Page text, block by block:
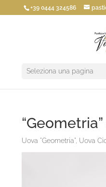
+39 0444 324586
Seleziona una pagina
Uova "Geometria", Uova